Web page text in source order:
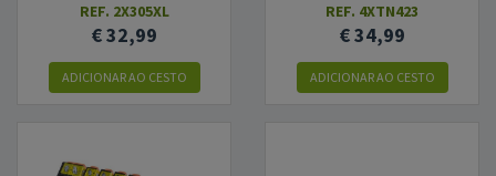
REF. 2X305XL
€ 32,99
ADICIONAR AO CESTO
REF. 4XTN423
€ 34,99
ADICIONAR AO CESTO